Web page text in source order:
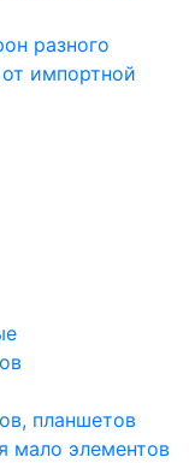
разного
импортной
планшетов
мало элементов